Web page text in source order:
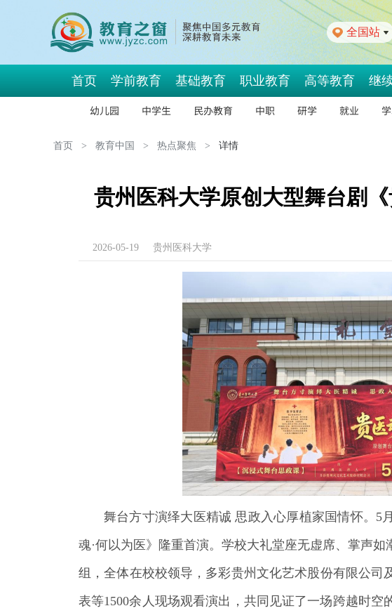
全国站
首页 学前教育 基础教育 职业教育 高等教育 继
幼儿园 中学生 民办教育 中职 研学 就业
首页 > 教育中国 > 热点聚焦 > 详情
贵州医科大学原创大型舞台剧
2026-05-19 贵州医科大学
舞台方寸演绎大医精诚 思政入心厚植家国情怀。5
魂·何以为医》隆重首演。学校大礼堂座无虚席、掌声
组，全体在校校领导，多彩贵州文化艺术股份有限公
表等1500余人现场观看演出，共同见证了一场跨越时